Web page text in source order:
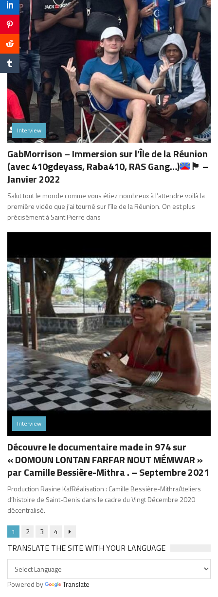
Interview
GabMorrison – Immersion sur l’Île de la Réunion
(avec 410gdeyass, Raba410, RAS Gang…)
🏴 –
Janvier 2022
Salut tout le monde comme vous étiez nombreux à l’attendre voilà la
première vidéo que j’ai tourné sur l’île de la Réunion. On est plus
précisément à Saint Pierre dans
Interview
Découvre le documentaire made in 974 sur
« DOMOUN LONTAN FARFAR NOUT MÉMWAR »
par Camille Bessière-Mithra . – Septembre 2021
Production Rasine KafRéalisation : Camille Bessière-MithraAteliers
d’histoire de Saint-Denis dans le cadre du Vingt Décembre 2020
décentralisé.
1 2 3 4
TRANSLATE THE SITE WITH YOUR LANGUAGE
Powered by Translate